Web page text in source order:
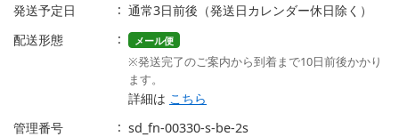
発送予定日
通常3日前後（発送日カレンダー休日除く）
配送形態
メール便
※発送完了のご案内から到着まで10日前後かかり
ます。
詳細は こちら
管理番号
sd_fn-00330-s-be-2s